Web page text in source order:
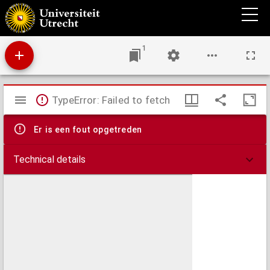
Geheele functies
1
Mirador
viewer
TypeError: Failed to fetch
Er is een fout opgetreden
Technical details